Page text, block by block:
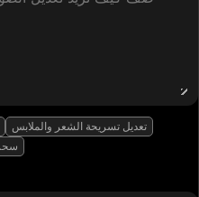
تعديل تسريحة الشعر والملابس